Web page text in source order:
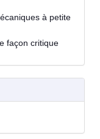
à petite
façon critique